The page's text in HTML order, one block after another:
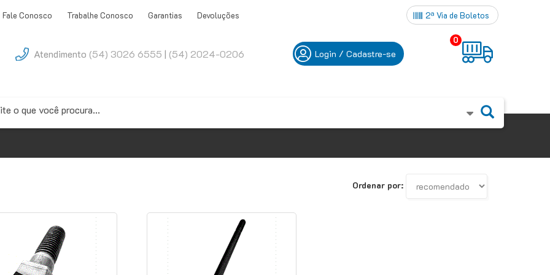
Fale Conosco Trabalhe Conosco Garantias Devoluções 2ª Via de Boletos
Atendimento (54) 3026 6555 | (54) 2024-0206 Login / Cadastre-se
0
Ordenar por: